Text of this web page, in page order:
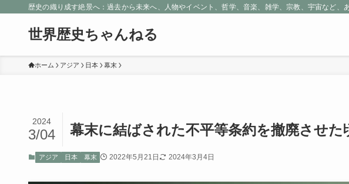
歴史の織り成す絶景へ：過去から未来へ、人物やイベント、哲学、音楽、雑学、宗教、宇宙など
世界歴史ちゃんねる
ホーム アジア 日本 幕末
幕末に結ばされた不平等条約を撤廃させ
2024
3/04
アジア 日本 幕末 2022年5月21日 2024年3月4日